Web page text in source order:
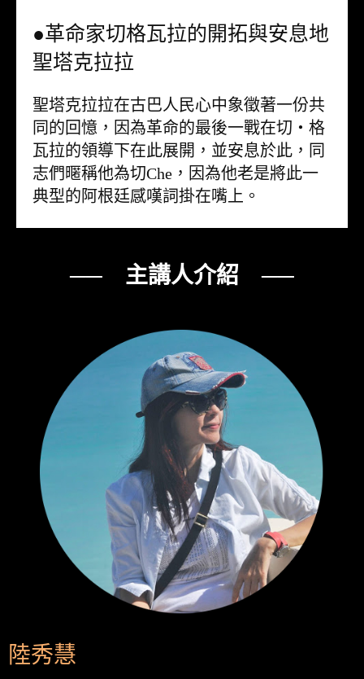
●革命家切格瓦拉的開拓與安息地
聖塔克拉拉
聖塔克拉拉在古巴人民心中象徵著一份共
同的回憶，因為革命的最後一戰在切・格
瓦拉的領導下在此展開，並安息於此，同
志們暱稱他為切Che，因為他老是將此一
典型的阿根廷感嘆詞掛在嘴上。
── 主講人介紹 ──
陸秀慧